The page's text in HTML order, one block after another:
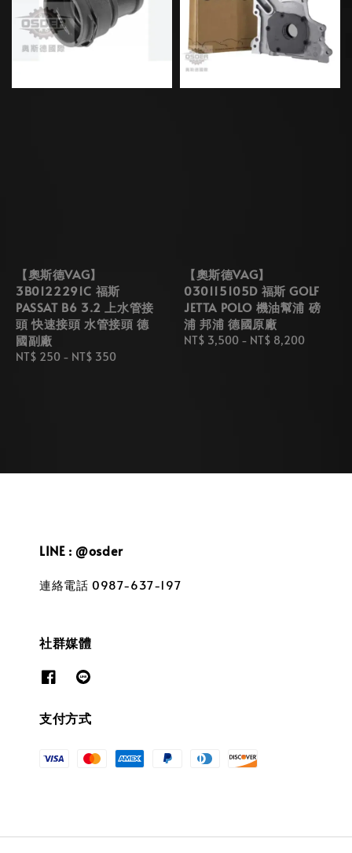
【奧斯德VAG】
3B0122291C 福斯
PASSAT B6 3.2 上水管接
頭 快速接頭 水管接頭 德
國副廠
Regular
NT$ 250 - NT$ 350
【奧斯德VAG】
030115105D 福斯 GOLF
JETTA POLO 機油幫浦 磅
浦 邦浦 德國原廠
Regular
NT$ 3,500 - NT$ 8,200
LINE : @osder
連絡電話 0987-637-197
社群媒體
支付方式